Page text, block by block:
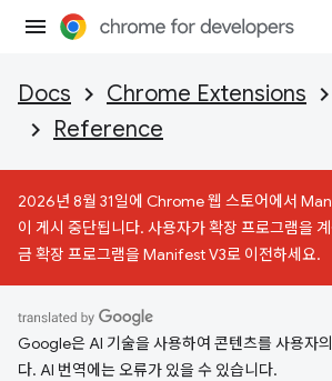
Docs Chrome Extensions
Reference
2026년 8월 31일에 Chrome 웹 스토어에서
이 게시 중단됩니다. 사용자가 확장 프로그램을
금 확장 프로그램을 Manifest V3로 이전하세요.
Google은 AI 기술을 사용하여 콘텐츠를 사용자
다. AI 번역에는 오류가 있을 수 있습니다.